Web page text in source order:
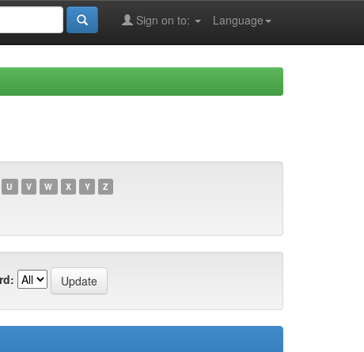
Language
Sign on to:
U V W X Y Z